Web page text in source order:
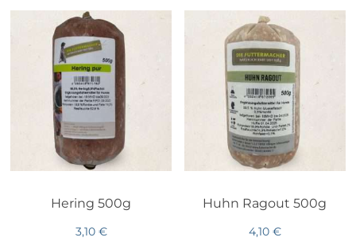
Hering 500g
3,10 €
Huhn Ragout 500g
4,10 €